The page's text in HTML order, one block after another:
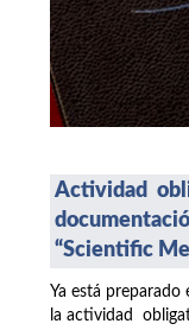
Actividad
“Scientific
Ya está preparado
la actividad